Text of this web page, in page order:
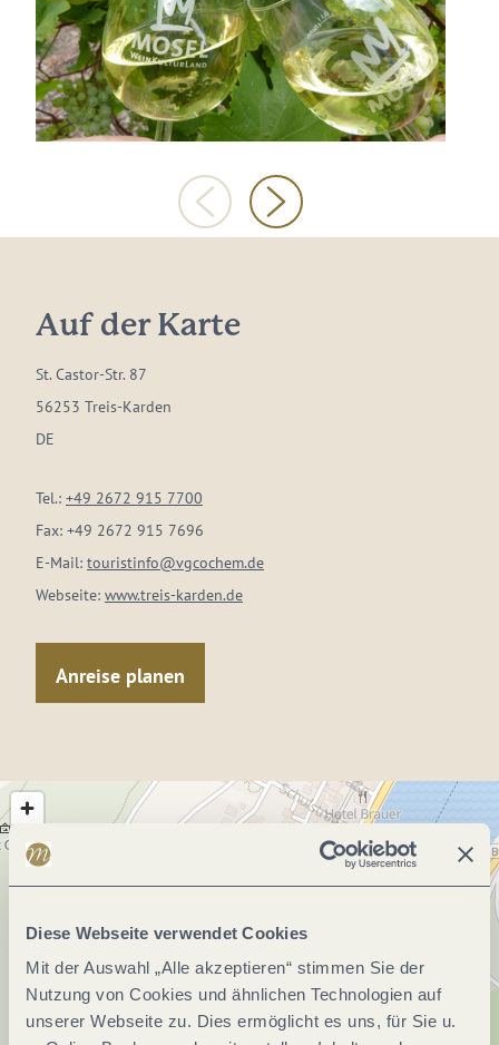
Diese Webseite verwendet Cookies
Mit der Auswahl „Alle akzeptieren“ stimmen Sie der
Nutzung von Cookies und ähnlichen Technologien auf
unserer Webseite zu. Dies ermöglicht es uns, für Sie u.
Auf der Karte
St. Castor-Str. 87
56253 Treis-Karden
DE
Tel.: +49 2672 915 7700
Fax: +49 2672 915 7696
E-Mail: touristinfo@vgcochem.de
Webseite: www.treis-karden.de
Anreise planen